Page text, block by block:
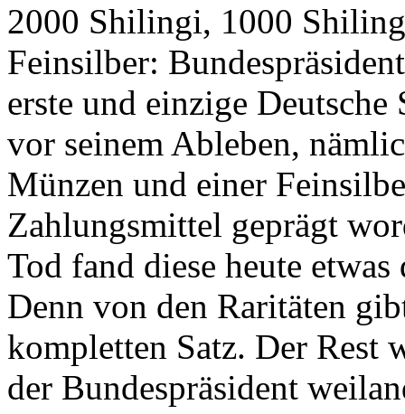
2000 Shilingi, 1000
Feinsilber:
erste und einzige Deutsche
vor seinem Ableben,
Münzen und einer
Zahlungsmittel geprägt
Tod fand diese heute
Denn von den Raritäten
kompletten Satz. Der Rest
der Bundespräsident